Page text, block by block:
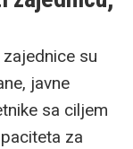
su
javne
sa ciljem
za